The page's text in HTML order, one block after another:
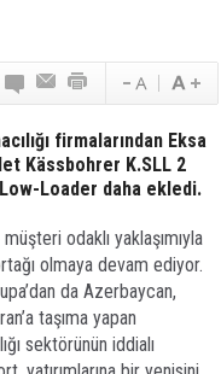
firmalarından Eksa
Kässbohrer K.SLL 2
Loader daha ekledi.
odaklı yaklaşımıyla
olmaya devam ediyor.
da Azerbaycan,
taşıma yapan
sektörünün iddialı